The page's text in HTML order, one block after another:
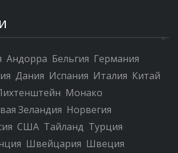
Андорра Бельгия Германия
Дания Испания Италия Китай
Монако
Зеландия Норвегия
США Тайланд Турция
Швейцария Швеция